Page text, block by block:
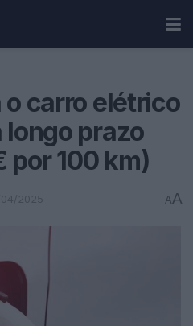
o carro elétrico
longo prazo
por 100 km)
04/2025 AA